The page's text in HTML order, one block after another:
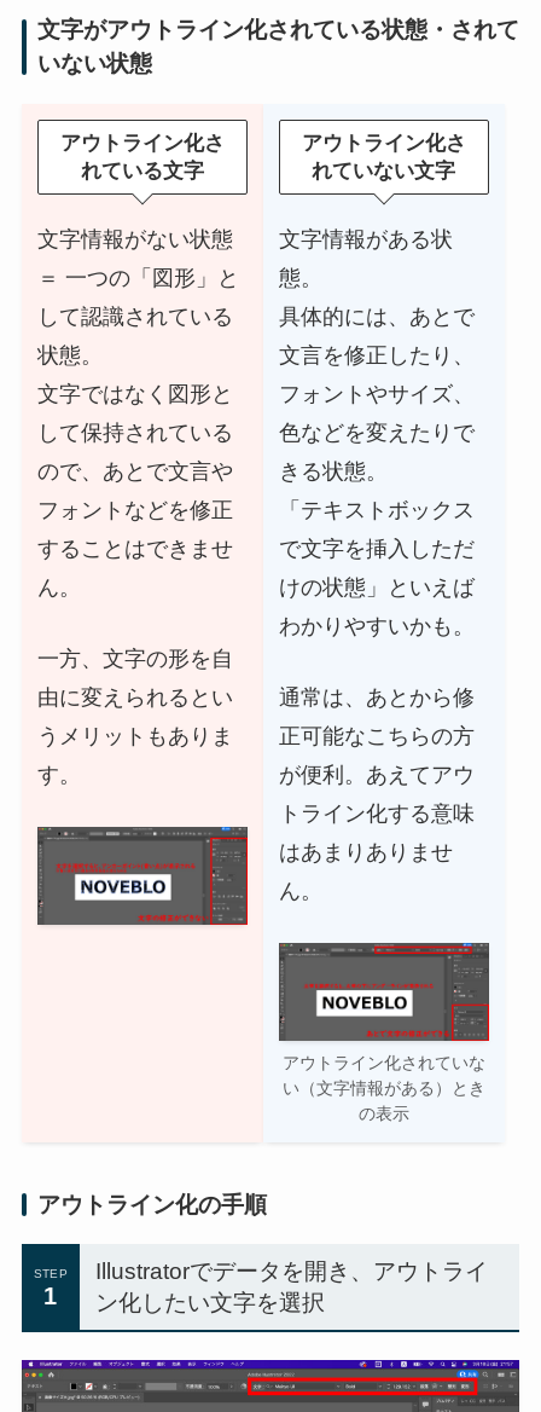
文字がアウトライン化されている状態・されて
いない状態
アウトライン化さ
れている文字
文字情報がない状態
＝ 一つの「図形」と
して認識されている
状態。
文字ではなく図形と
して保持されている
ので、あとで文言や
フォントなどを修正
することはできませ
ん。
一方、文字の形を自
由に変えられるとい
うメリットもありま
す。
アウトライン化さ
れていない文字
文字情報がある状
態。
具体的には、あとで
文言を修正したり、
フォントやサイズ、
色などを変えたりで
きる状態。
「テキストボックス
で文字を挿入しただ
けの状態」といえば
わかりやすいかも。
通常は、あとから修
正可能なこちらの方
が便利。あえてアウ
トライン化する意味
はあまりありませ
ん。
アウトライン化されていな
い（文字情報がある）とき
の表示
アウトライン化の手順
STEP
1
Illustratorでデータを開き、アウトライ
ン化したい文字を選択